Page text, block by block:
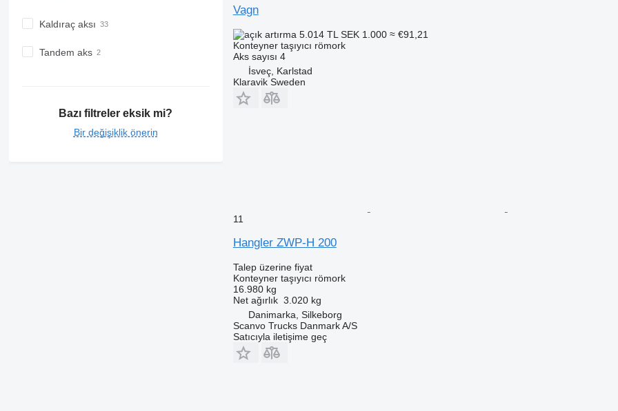
Kaldıraç aksı
Tandem aks
Bazı filtreler eksik mi?
Bir değişiklik önerin
Vagn
5.014 TL SEK 1.000 ≈ €91,21
Konteyner taşıyıcı römork
Aks sayısı 4
İsveç, Karlstad
Klaravik Sweden
11
Hangler ZWP-H 200
Talep üzerine fiyat
Konteyner taşıyıcı römork
16.980 kg
Net ağırlık 3.020 kg
Danimarka, Silkeborg
Scanvo Trucks Danmark A/S
Satıcıyla iletişime geç